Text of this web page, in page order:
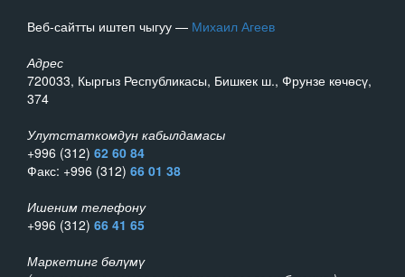
Веб-сайтты иштеп чыгуу — Михаил Агеев
Адрес
720033, Кыргыз Республикасы, Бишкек ш., Фрунзе көчөсү,
374
Улутстаткомдун кабылдамасы
+996 (312) 62 60 84
Факс: +996 (312) 66 01 38
Ишеним телефону
+996 (312) 66 41 65
Маркетинг бөлүмү